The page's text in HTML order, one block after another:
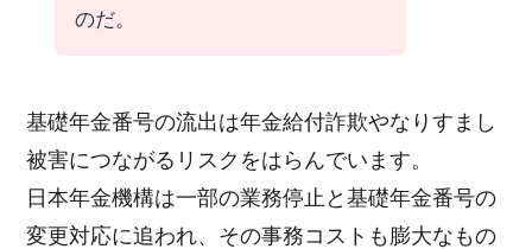
のだ。
基礎年金番号の流出は年金給付詐欺やなりすまし
被害につながるリスクをはらんでいます。
日本年金機構は一部の業務停止と基礎年金番号の
変更対応に追われ、その事務コストも膨大なもの